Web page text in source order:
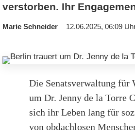
verstorben. Ihr
Marie Schneider 12.06.2025, 06:09
Die Senatsverwaltung für
um Dr. Jenny de la Torre
sich ihr Leben lang für
von obdachlosen